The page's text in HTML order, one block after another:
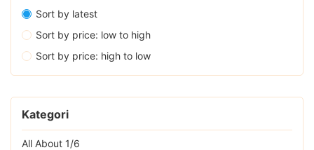
Sort by latest
Sort by price: low to high
Sort by price: high to low
Kategori
All About 1/6